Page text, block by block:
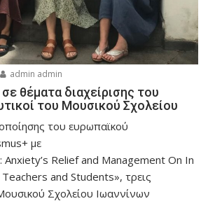
admin admin
θέματα διαχείρισης του
του Μουσικού Σχολείου
του ευρωπαϊκού
με
Anxiety’s Relief and Management On In
and Students», τρεις
Σχολείου Ιωαννίνων